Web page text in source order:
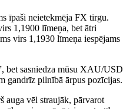
īpaši neietekmēja FX tirgu.
1,1900 līmeņa, bet ātri
virs 1,1930 līmeņa iespējams
bet sasniedza mūsu XAU/USD
gandrīz pilnībā ārpus pozīcijas.
auga vēl straujāk, pārvarot